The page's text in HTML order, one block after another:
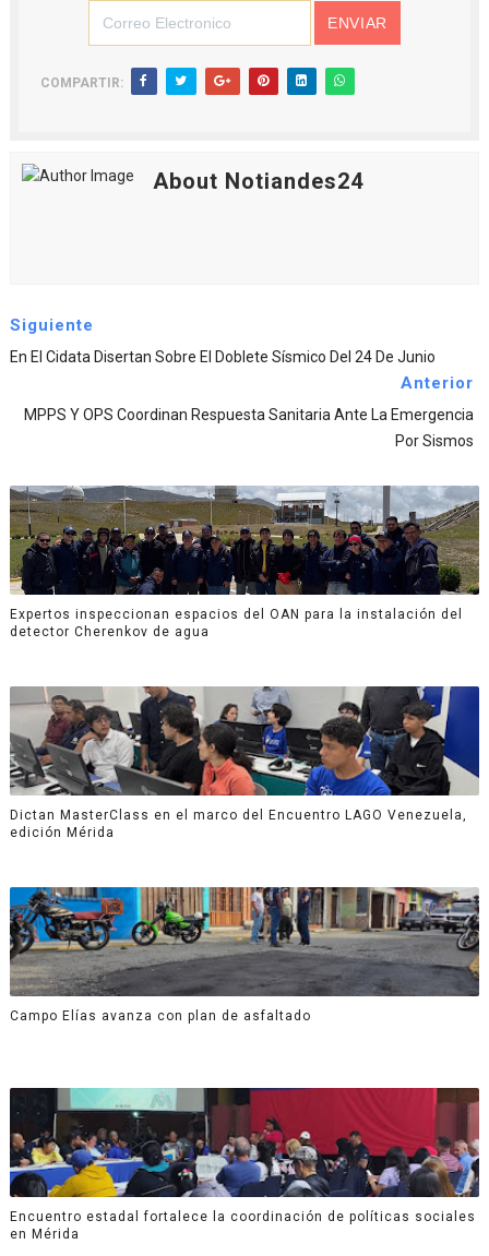
COMPARTIR:
About Notiandes24
Siguiente
En El Cidata Disertan Sobre El Doblete Sísmico Del 24 De Junio
Anterior
MPPS Y OPS Coordinan Respuesta Sanitaria Ante La Emergencia
Por Sismos
Expertos inspeccionan espacios del OAN para la instalación del
detector Cherenkov de agua
Dictan MasterClass en el marco del Encuentro LAGO Venezuela,
edición Mérida
Campo Elías avanza con plan de asfaltado
Encuentro estadal fortalece la coordinación de políticas sociales
en Mérida